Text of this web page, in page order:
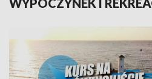
WYPOCZYNEK I